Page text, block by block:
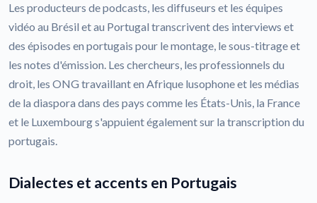
Les producteurs de podcasts, les diffuseurs et les équipes
vidéo au Brésil et au Portugal transcrivent des interviews et
des épisodes en portugais pour le montage, le sous-titrage et
les notes d'émission. Les chercheurs, les professionnels du
droit, les ONG travaillant en Afrique lusophone et les médias
de la diaspora dans des pays comme les États-Unis, la France
et le Luxembourg s'appuient également sur la transcription du
portugais.
Dialectes et accents en Portugais